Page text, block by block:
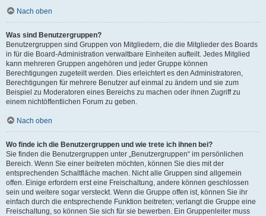
Nach oben
Was sind Benutzergruppen?
Benutzergruppen sind Gruppen von Mitgliedern, die die Mitglieder des Boards
in für die Board-Administration verwaltbare Einheiten aufteilt. Jedes Mitglied
kann mehreren Gruppen angehören und jeder Gruppe können
Berechtigungen zugeteilt werden. Dies erleichtert es den Administratoren,
Berechtigungen für mehrere Benutzer auf einmal zu ändern und sie zum
Beispiel zu Moderatoren eines Bereichs zu machen oder ihnen Zugriff zu
einem nichtöffentlichen Forum zu geben.
Nach oben
Wo finde ich die Benutzergruppen und wie trete ich ihnen bei?
Sie finden die Benutzergruppen unter „Benutzergruppen“ im persönlichen
Bereich. Wenn Sie einer beitreten möchten, können Sie dies mit der
entsprechenden Schaltfläche machen. Nicht alle Gruppen sind allgemein
offen. Einige erfordern erst eine Freischaltung, andere können geschlossen
sein und weitere sogar versteckt. Wenn die Gruppe offen ist, können Sie ihr
einfach durch die entsprechende Funktion beitreten; verlangt die Gruppe eine
Freischaltung, so können Sie sich für sie bewerben. Ein Gruppenleiter muss